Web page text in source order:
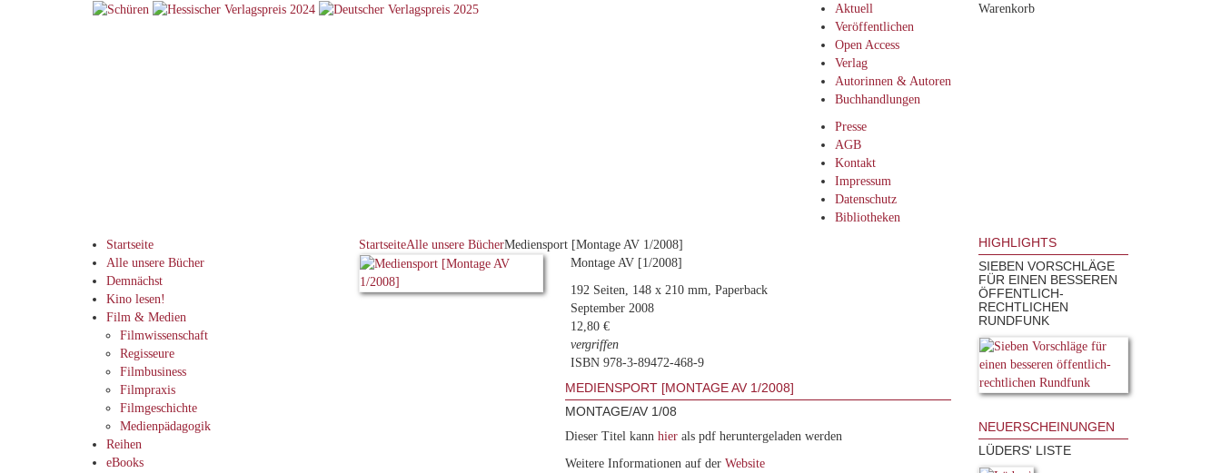
Aktuell
Veröffentlichen
Open Access
Verlag
Autorinnen & Autoren
Buchhandlungen
Presse
AGB
Kontakt
Impressum
Datenschutz
Bibliotheken
Warenkorb
Startseite
Alle unsere Bücher
Demnächst
Kino lesen!
Film & Medien
Filmwissenschaft
Regisseure
Filmbusiness
Filmpraxis
Filmgeschichte
Medienpädagogik
Reihen
eBooks
StartseiteAlle unsere BücherMediensport [Montage AV 1/2008]
Montage AV [1/2008]
192 Seiten, 148 x 210 mm, Paperback
September 2008
12,80 €
vergriffen
ISBN 978-3-89472-468-9
MEDIENSPORT [MONTAGE AV 1/2008]
MONTAGE/AV 1/08
Dieser Titel kann hier als pdf heruntergeladen werden
Weitere Informationen auf der Website
HIGHLIGHTS
SIEBEN VORSCHLÄGE
FÜR EINEN BESSEREN
ÖFFENTLICH-
RECHTLICHEN
RUNDFUNK
NEUERSCHEINUNGEN
LÜDERS' LISTE